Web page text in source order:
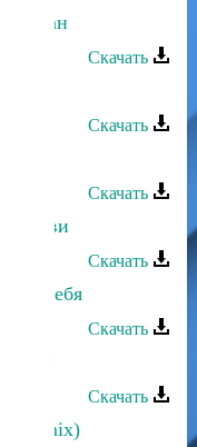
Аслан
Скачать
Скачать
Скачать
любви
Скачать
тебя
Скачать
Скачать
(remix)